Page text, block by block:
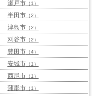
瀬戸市（1）
半田市（2）
津島市（2）
刈谷市（2）
豊田市（4）
安城市（1）
西尾市（1）
蒲郡市（1）